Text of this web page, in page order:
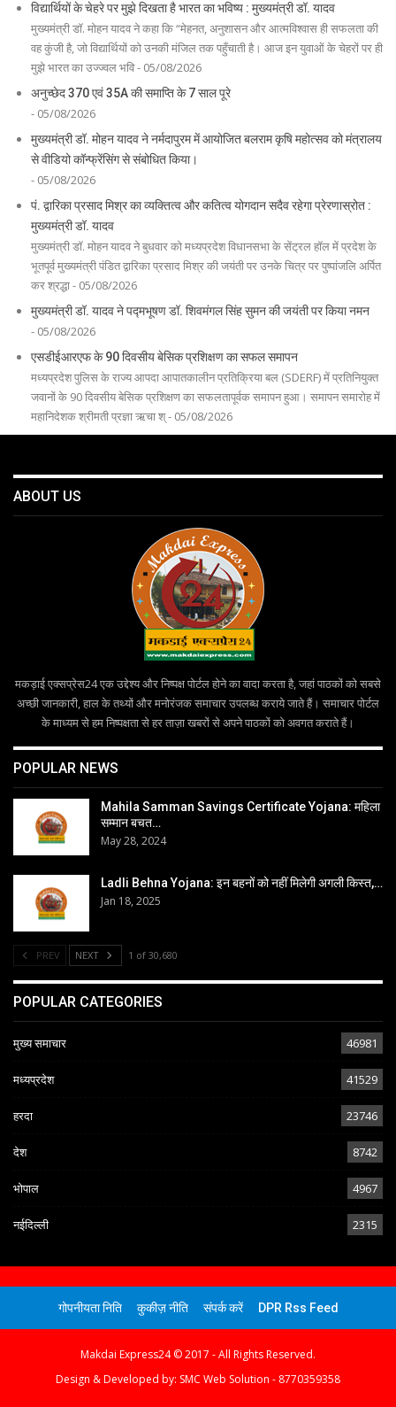
विद्यार्थियों के चेहरे पर मुझे दिखता है भारत का भविष्य : मुख्यमंत्री डॉ. यादव
मुख्यमंत्री डॉ. मोहन यादव ने कहा कि “मेहनत, अनुशासन और आत्मविश्वास ही सफलता की
वह कुंजी है, जो विद्यार्थियों को उनकी मंजिल तक पहुँचाती है। आज इन युवाओं के चेहरों पर ही
मुझे भारत का उज्ज्वल भवि - 05/08/2026
अनुच्छेद 370 एवं 35A की समाप्ति के 7 साल पूरे
- 05/08/2026
मुख्यमंत्री डॉ. मोहन यादव ने नर्मदापुरम में आयोजित बलराम कृषि महोत्सव को मंत्रालय
से वीडियो कॉन्फ्रेंसिंग से संबोधित किया।
- 05/08/2026
पं. द्वारिका प्रसाद मिश्र का व्यक्तित्व और कतित्व योगदान सदैव रहेगा प्रेरणास्रोत :
मुख्यमंत्री डॉ. यादव
मुख्यमंत्री डॉ. मोहन यादव ने बुधवार को मध्यप्रदेश विधानसभा के सेंट्रल हॉल में प्रदेश के
भूतपूर्व मुख्यमंत्री पंडित द्वारिका प्रसाद मिश्र की जयंती पर उनके चित्र पर पुष्पांजलि अर्पित
कर श्रद्धा - 05/08/2026
मुख्यमंत्री डॉ. यादव ने पद्मभूषण डॉ. शिवमंगल सिंह सुमन की जयंती पर किया नमन
- 05/08/2026
एसडीईआरएफ के 90 दिवसीय बेसिक प्रशिक्षण का सफल समापन
मध्यप्रदेश पुलिस के राज्य आपदा आपातकालीन प्रतिक्रिया बल (SDERF) में प्रतिनियुक्त
जवानों के 90 दिवसीय बेसिक प्रशिक्षण का सफलतापूर्वक समापन हुआ। समापन समारोह में
महानिदेशक श्रीमती प्रज्ञा ऋचा श् - 05/08/2026
ABOUT US
मकड़ाई एक्सप्रेस24 एक उद्देश्य और निष्पक्ष पोर्टल होने का वादा करता है, जहां पाठकों को सबसे
अच्छी जानकारी, हाल के तथ्यों और मनोरंजक समाचार उपलब्ध कराये जाते हैं। समाचार पोर्टल
के माध्यम से हम निष्पक्षता से हर ताज़ा खबरों से अपने पाठकों को अवगत कराते हैं।
POPULAR NEWS
Mahila Samman Savings Certificate Yojana: महिला
सम्मान बचत…
May 28, 2024
Ladli Behna Yojana: इन बहनों को नहीं मिलेगी अगली किस्त,…
Jan 18, 2025
PREV NEXT 1 of 30,680
POPULAR CATEGORIES
मुख्य समाचार 46981
मध्यप्रदेश 41529
हरदा 23746
देश 8742
भोपाल 4967
नईदिल्ली 2315
गोपनीयता निति कुकीज़ नीति संपर्क करें DPR Rss Feed
Makdai Express24 © 2017 - All Rights Reserved.
Design & Developed by: SMC Web Solution - 8770359358